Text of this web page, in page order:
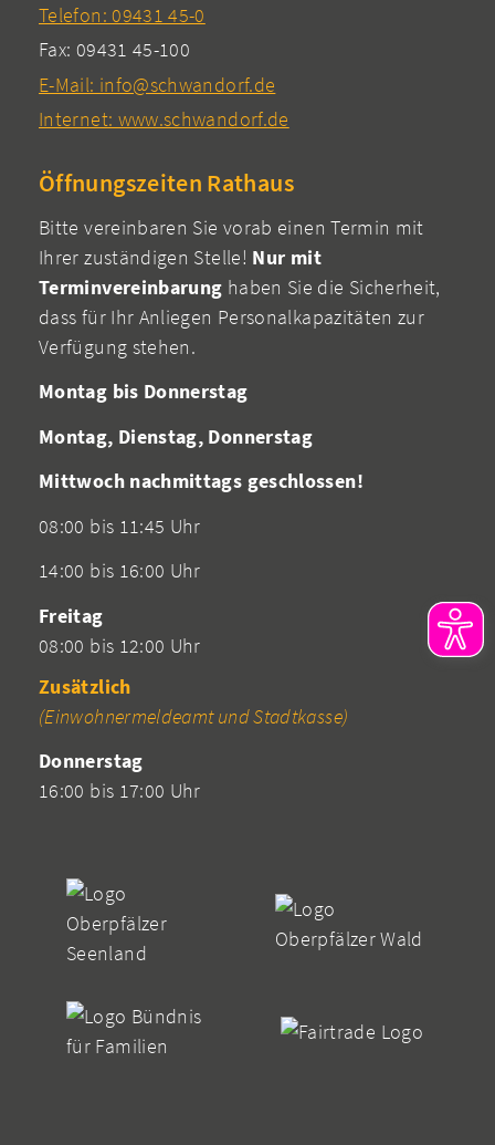
Telefon: 09431 45-0
Fax: 09431 45-100
E-Mail: info@schwandorf.de
Internet: www.schwandorf.de
Öffnungszeiten Rathaus
Bitte vereinbaren Sie vorab einen Termin mit
Ihrer zuständigen Stelle! Nur mit
Terminvereinbarung haben Sie die Sicherheit,
dass für Ihr Anliegen Personalkapazitäten zur
Verfügung stehen.
Montag bis Donnerstag
Montag, Dienstag, Donnerstag
Mittwoch nachmittags geschlossen!
08:00 bis 11:45 Uhr
14:00 bis 16:00 Uhr
Freitag
08:00 bis 12:00 Uhr
Zusätzlich
(Einwohnermeldeamt und Stadtkasse)
Donnerstag
16:00 bis 17:00 Uhr